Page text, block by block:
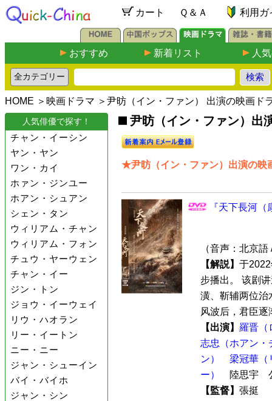
カート Ｑ＆Ａ 利用ガ
おすすめ 新着リスト 人
HOME ＞ 映画ドラマ ＞尹昉（イン・ファン） 出演の映画ド
人気俳優で探す！
チャン・イーシン
ヤン・ヤン
ワン・カイ
ホァン・ジンユー
ホアン・シュアン
シェン・タン
ウィリアム・チャン
ウィリアム・フォン
チュウ・ヤーウェン
チャン・イー
ジン・トン
ジョウ・イーウェイ
リウ・ハオラン
リー・イートン
ニー・ニー
ジャン・シューイン
バイ・バイホ
ジャン・シン
尹昉（イン・ファン）出
★尹昉（イン・ファン）出演の映
『天下長河
（音声：北京
【解説】 于
步播出。 该剧
潢、靳辅两位治
风波后，君臣逐
【出演】 羅晋（
志忠（ホアン・
ン）
梁冠華（
ー）
陸思宇
【監督】 張挺